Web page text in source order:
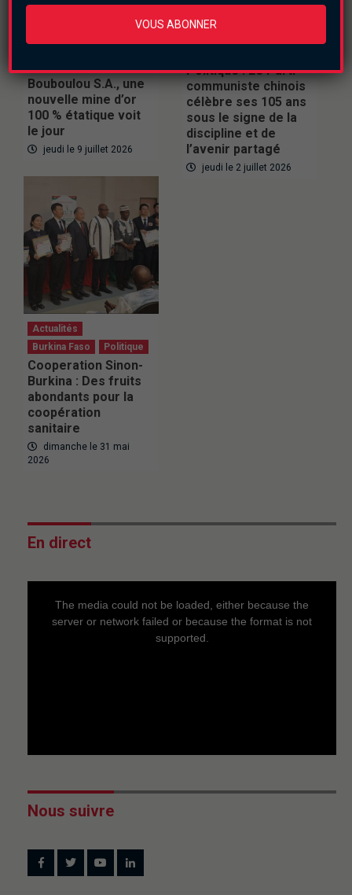
ministres :
Bouboulou S.A., une
nouvelle mine d’or
100 % étatique voit
le jour
jeudi le 9 juillet 2026
Politique : Le Parti
communiste chinois
célèbre ses 105 ans
sous le signe de la
discipline et de
l’avenir partagé
jeudi le 2 juillet 2026
Actualités
Burkina Faso
Politique
Cooperation Sinon-
Burkina : Des fruits
abondants pour la
coopération
sanitaire
dimanche le 31 mai
2026
En direct
The media could not be loaded, either because the
server or network failed or because the format is not
supported.
Nous suivre
VOUS ABONNER